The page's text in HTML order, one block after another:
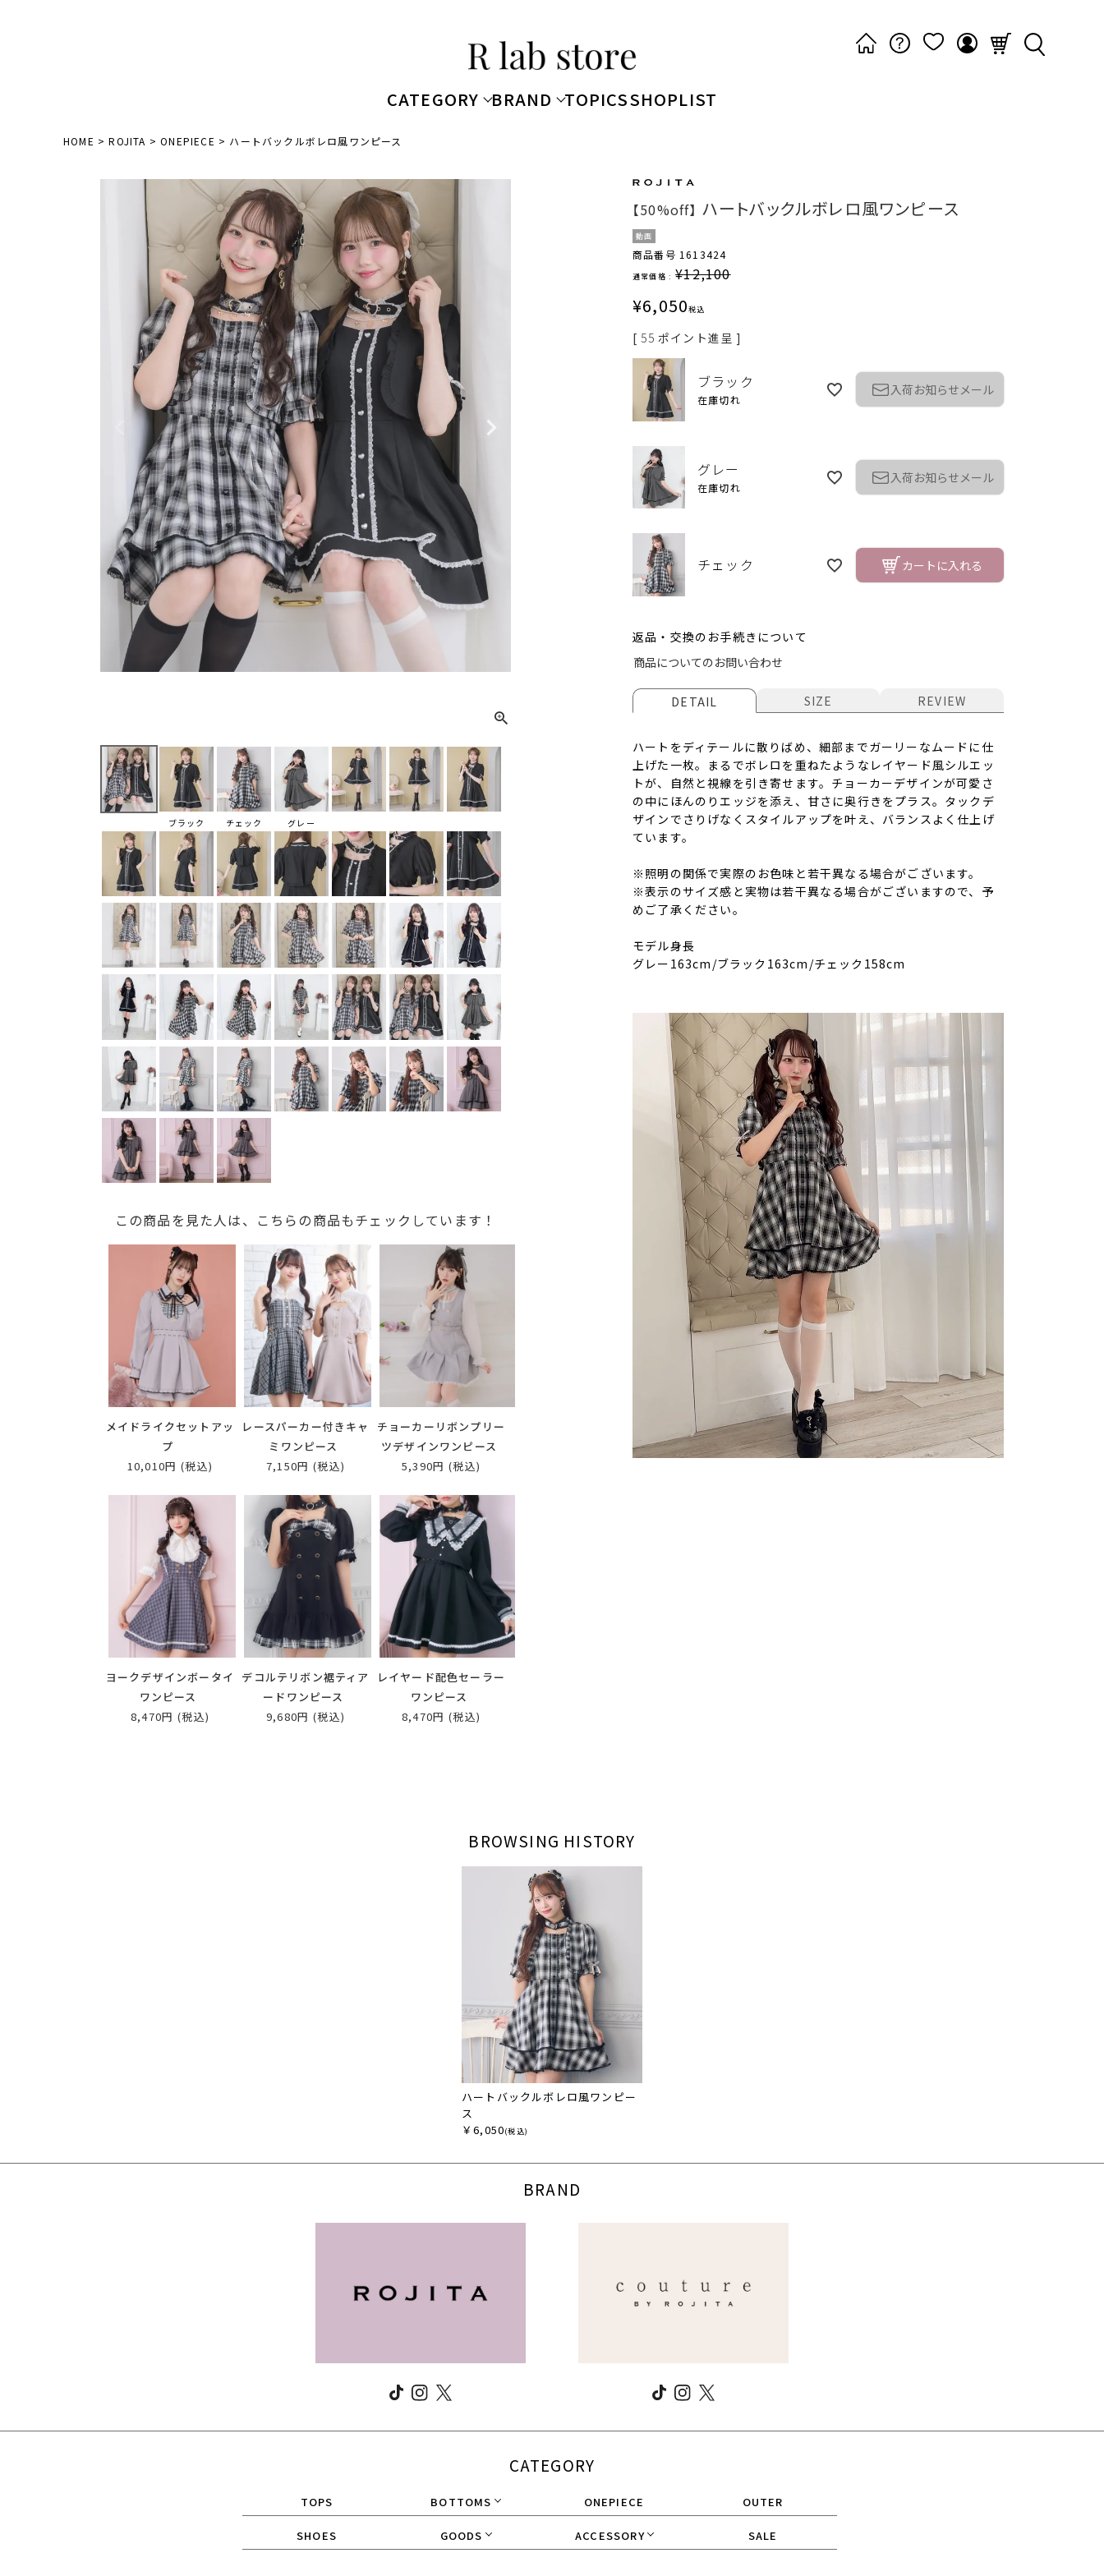
CATEGORY BRAND TOPICSSHOPLIST
HOME ROJITA ONEPIECE ハートバックルボレロ風ワンピース
ブラック
ブラック チェック グレー
この商品を見た人は、こちらの商品もチェックしています！
メイドライクセットアッ
プ
10,010円 (税込)
レースパーカー付きキャ
ミワンピース
7,150円 (税込)
チョーカーリボンプリー
ツデザインワンピース
5,390円 (税込)
ヨークデザインボータイ
ワンピース
8,470円 (税込)
デコルテリボン裾ティア
ードワンピース
9,680円 (税込)
レイヤード配色セーラー
ワンピース
8,470円 (税込)
【50%off】 ハートバックルボレロ風ワンピース
動画
商品番号 1613424
通常価格 : ¥12,100
¥6,050税込
[ 55 ポイント進呈 ]
ブラック
在庫切れ
入荷お知らせメール
グレー
在庫切れ
入荷お知らせメール
チェック カートに入れる
返品・交換のお手続きについて
商品についてのお問い合わせ
DETAIL SIZE REVIEW
ハートをディテールに散りばめ、細部までガーリーなムードに仕
上げた一枚。まるでボレロを重ねたようなレイヤード風シルエッ
トが、自然と視線を引き寄せます。チョーカーデザインが可愛さ
の中にほんのりエッジを添え、甘さに奥行きをプラス。タックデ
ザインでさりげなくスタイルアップを叶え、バランスよく仕上げ
ています。
※照明の関係で実際のお色味と若干異なる場合がございます。
※表示のサイズ感と実物は若干異なる場合がございますので、予
めご了承ください。
モデル身長
グレー163cm/ブラック163cm/チェック158cm
BROWSING HISTORY
ハートバックルボレロ風ワンピー
ス
￥6,050(税込)
BRAND
CATEGORY
TOPS BOTTOMS ONEPIECE OUTER
SHOES GOODS ACCESSORY SALE